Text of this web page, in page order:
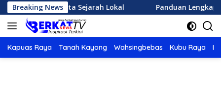
Langsung
ke
konten
Breaking News
Wisata Sejarah Lokal Panduan Lengkap Memulai
Kapuas Raya Tanah Kayong Wahsingbebas Kubu Raya